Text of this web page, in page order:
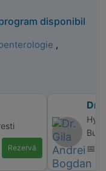
disponibil
,
Rezervă
Dr.
📅